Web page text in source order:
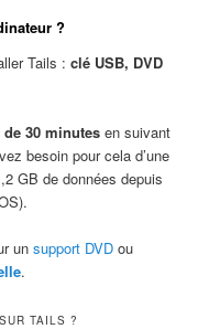
?
Tails :clé USB, DVD
30 minutes en suivant
besoin pour cela d’une
GB de données depuis
unsupport DVD ou
.
TAILS ?